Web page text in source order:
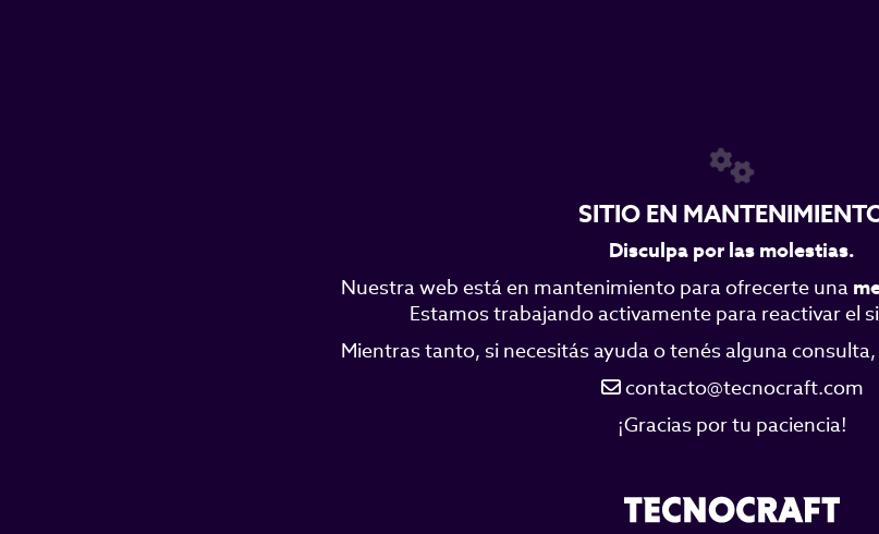
SITIO EN
Disculpa por las molestias.
Nuestra web está en mantenimiento para ofrecerte una
Estamos trabajando activamente para reactivar el
Mientras tanto, si necesitás ayuda o tenés alguna
contacto@tecnocraft.com
¡Gracias por tu paciencia!